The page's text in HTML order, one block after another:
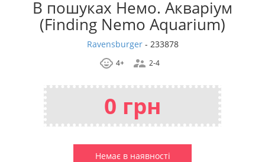
В пошуках Немо. Акваріум
(Finding Nemo Aquarium)
Ravensburger - 233878
4+ 2-4
0 грн
Немає в наявності